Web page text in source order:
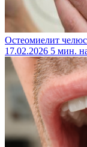
Остеомиелит
17.02.2026 5 мин.